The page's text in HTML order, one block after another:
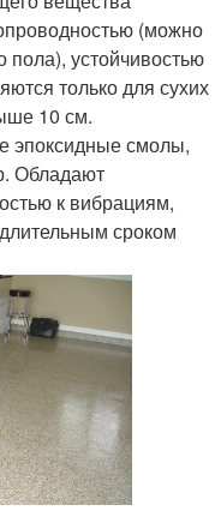
(можно
пола), устойчивостью
только для сухих
10 см.
эпоксидные смолы,
Обладают
к вибрациям,
сроком